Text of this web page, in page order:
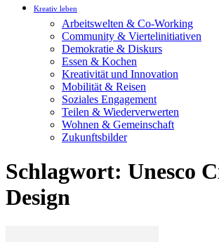
Kreativ leben
Arbeitswelten & Co-Working
Community & Viertelinitiativen
Demokratie & Diskurs
Essen & Kochen
Kreativität und Innovation
Mobilität & Reisen
Soziales Engagement
Teilen & Wiederverwerten
Wohnen & Gemeinschaft
Zukunftsbilder
Schlagwort: Unesco
Design